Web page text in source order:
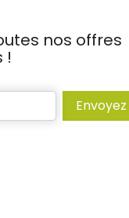
nos offres
!
Envoyez